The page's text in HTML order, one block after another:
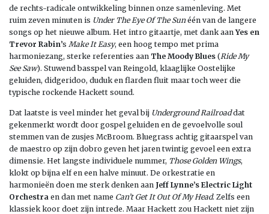
de rechts-radicale ontwikkeling binnen onze samenleving. Met
ruim zeven minuten is Under The Eye Of The Sunéén van de langere
songs op het nieuwe album. Het intro gitaartje, met dank aanYes en
Trevor Rabin’s Make It Easy, een hoog tempo met prima
harmoniezang, sterke referenties aan The Moody Blues (Ride My
See Saw). Stuwend basspel van Reingold, klaaglijke Oostelijke
geluiden, didgeridoo, duduk en flarden fluit maar toch weer die
typische rockende Hackett sound.
Dat laatste is veel minder het geval bij Underground Railroaddat
gekenmerkt wordt door gospel geluiden en de gevoelvolle soul
stemmen van de zusjes McBroom. Bluegrass achtig gitaarspel van
de maestro op zijn dobro geven het jaren twintig gevoel een extra
dimensie. Het langste individuele nummer, Those Golden Wings,
klokt op bijna elf en een halve minuut. De orkestratie en
harmonieën doen me sterk denken aan Jeff Lynne’s Electric Light
Orchestra en dan met name Can’t Get It Out Of My Head. Zelfs een
klassiek koor doet zijn intrede. Maar Hackett zou Hackett niet zijn